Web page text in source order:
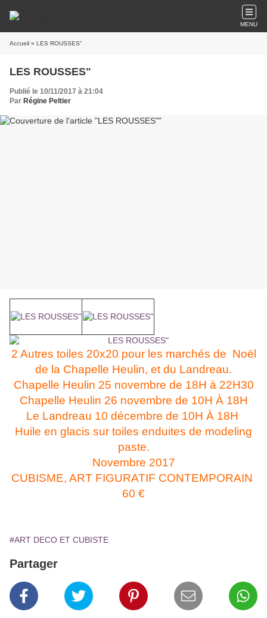
MENU
Accueil » LES ROUSSES"
LES ROUSSES"
Publié le 10/11/2017 à 21:04
Par Régine Peltier
2 Autres toiles 20x20 pour les marchés de Noël
de la Chapelle Heulin, et du Landreau.
Chapelle Heulin 25 novembre de 18H à 22H30
Chapelle Heulin 26 novembre de 10H À 18H
Le Landreau 10 décembre de 10H À 18H
Huile en glacis sur toiles enduites de modeling
paste.
Novembre 2017
CUBISME, ART FIGURATIF CONTEMPORAIN
60 €
#ART DECO ET CUBISTE
Partager